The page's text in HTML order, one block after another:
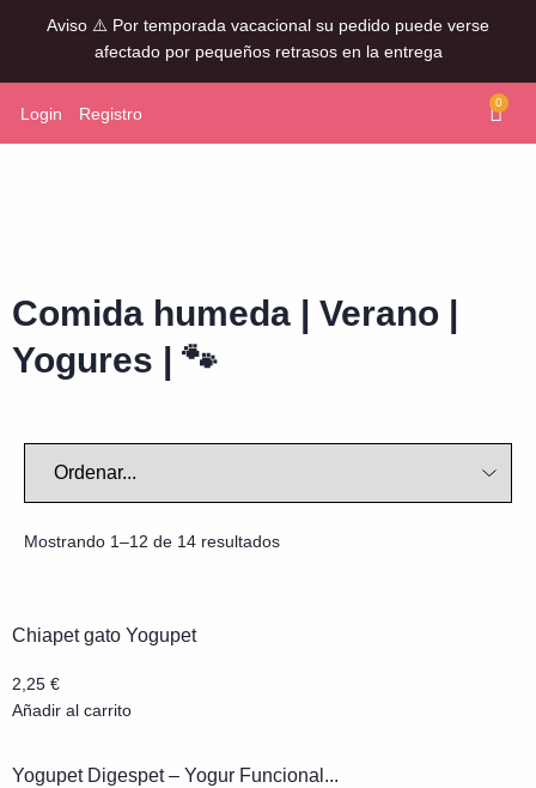
Aviso ⚠️ Por temporada vacacional su pedido puede verse
afectado por pequeños retrasos en la entrega
Login Registro
0
Comida humeda Verano
Yogures
🐾
Mostrando 1–12 de 14 resultados
Chiapet gato Yogupet
2,25 €
Añadir al carrito
Yogupet Digespet – Yogur Funcional...